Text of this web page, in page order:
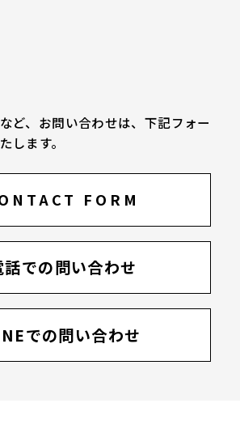
ど、お問い合わせは、 下記フォー
します。
FORM
話での問い合わせ
での問い合わせ